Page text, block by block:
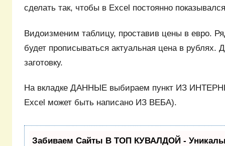
сделать так, чтобы в Excel постоянно
Видоизменим таблицу, проставив цены в евро.
будет прописываться актуальная цена в рублях.
заготовку.
На вкладке ДАННЫЕ выбираем пункт ИЗ
Excel может быть написано ИЗ ВЕБА).
Забиваем Сайты В ТОП КУВАЛДОЙ -